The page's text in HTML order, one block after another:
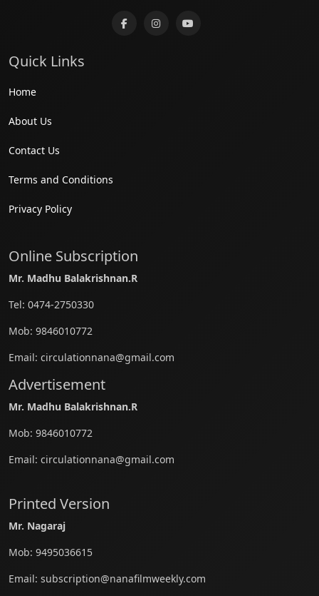
Quick Links
Home
About Us
Contact Us
Terms and Conditions
Privacy Policy
Online Subscription
Mr. Madhu Balakrishnan.R
Tel: 0474-2750330
Mob: 9846010772
Email: circulationnana@gmail.com
Advertisement
Mr. Madhu Balakrishnan.R
Mob: 9846010772
Email: circulationnana@gmail.com
Printed Version
Mr. Nagaraj
Mob: 9495036615
Email: subscription@nanafilmweekly.com